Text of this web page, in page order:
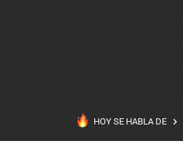
HOY SE HABLA DE